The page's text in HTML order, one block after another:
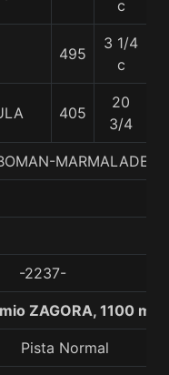
c
495
3 1/4
c
405
20
3/4
MARMALADE-
-2237-
ZAGORA, 1100
Pista Normal